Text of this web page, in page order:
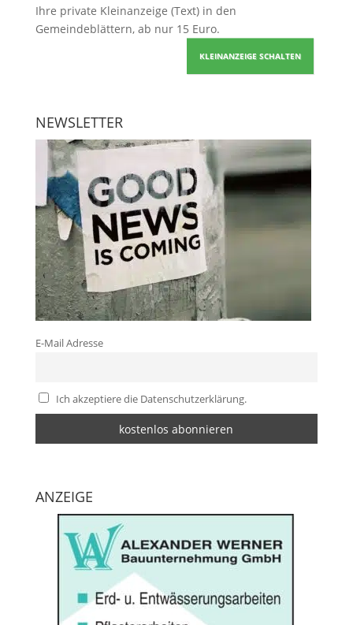
Ihre private Kleinanzeige (Text) in den
Gemeindeblättern, ab nur 15 Euro.
KLEINANZEIGE SCHALTEN
NEWSLETTER
E-Mail Adresse
Ich akzeptiere die Datenschutzerklärung.
ANZEIGE